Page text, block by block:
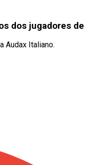
dos jugadores de
Audax Italiano.